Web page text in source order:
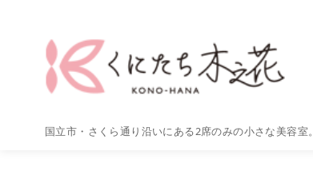
国立市・さくら通り沿いにある2席のみの小さな美容室。